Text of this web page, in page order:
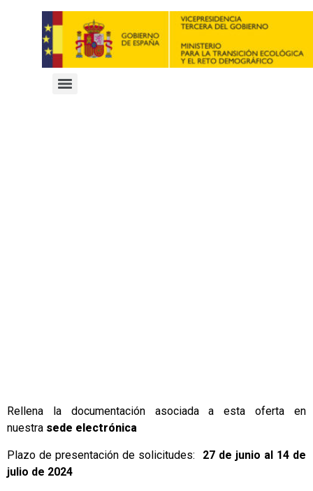
Rellena la documentación asociada a esta oferta en
nuestra sede electrónica
Plazo de presentación de solicitudes:
27 de junio al 14 de
julio de 2024